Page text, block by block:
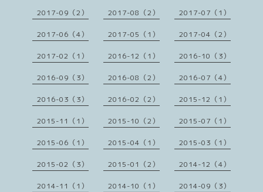
2017-09（2） 2017-08（2） 2017-07（1）
2017-06（4） 2017-05（1） 2017-04（2）
2017-02（1） 2016-12（1） 2016-10（3）
2016-09（3） 2016-08（2） 2016-07（4）
2016-03（3） 2016-02（2） 2015-12（1）
2015-11（1） 2015-10（2） 2015-07（1）
2015-06（1） 2015-04（1） 2015-03（1）
2015-02（3） 2015-01（2） 2014-12（4）
2014-11（1） 2014-10（1） 2014-09（3）